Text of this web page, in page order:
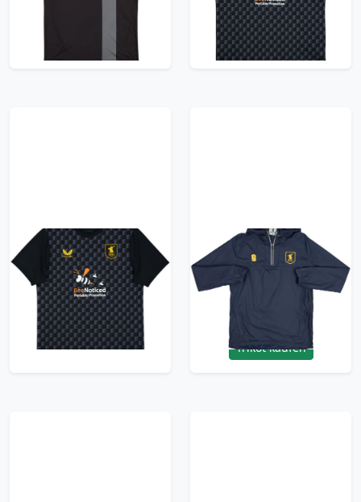
47.99£ · ca. €57
47.99£ · ca. €57
Trikot kaufen
2024-25 Mansfield
Town Third Shirt -
10/10 - (XL)
47.99£ · ca. €57
Trikot kaufen
2022-23 Mansfield
Town Surridge 1/4 Zip
Hooded Rain Jacket -
41.99£ · ca. €50
Trikot kaufen